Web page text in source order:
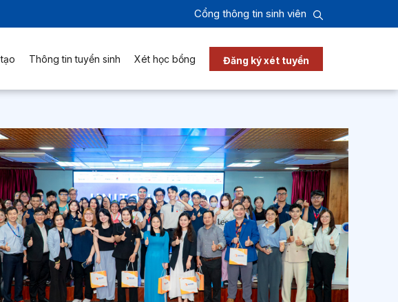
Cổng thông tin sinh viên
Thông tin tuyển sinh Xét học bổng Đăng ký xét tuyển